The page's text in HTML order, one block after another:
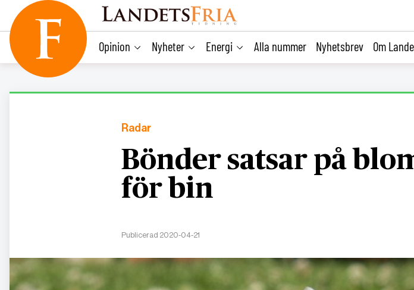
content
Opinion Nyheter Energi Alla nummer Nyhetsbrev Om
Radar
Bönder satsar på
för bin
Publicerad 2020-04-21